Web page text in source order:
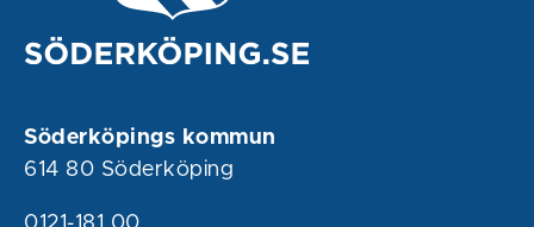
Söderköpings kommun
614 80 Söderköping